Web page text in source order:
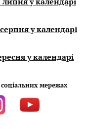
у календарі
у календарі
мережах: